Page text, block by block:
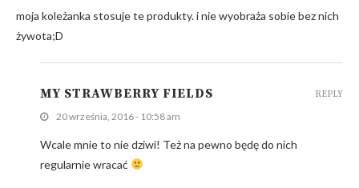
moja koleżanka stosuje te produkty. i nie wyobraża sobie bez nich
żywota;D
MY STRAWBERRY FIELDS
20 września, 2016 - 10:58 am
Wcale mnie to nie dziwi! Też na pewno będę do nich
regularnie wracać
REPLY